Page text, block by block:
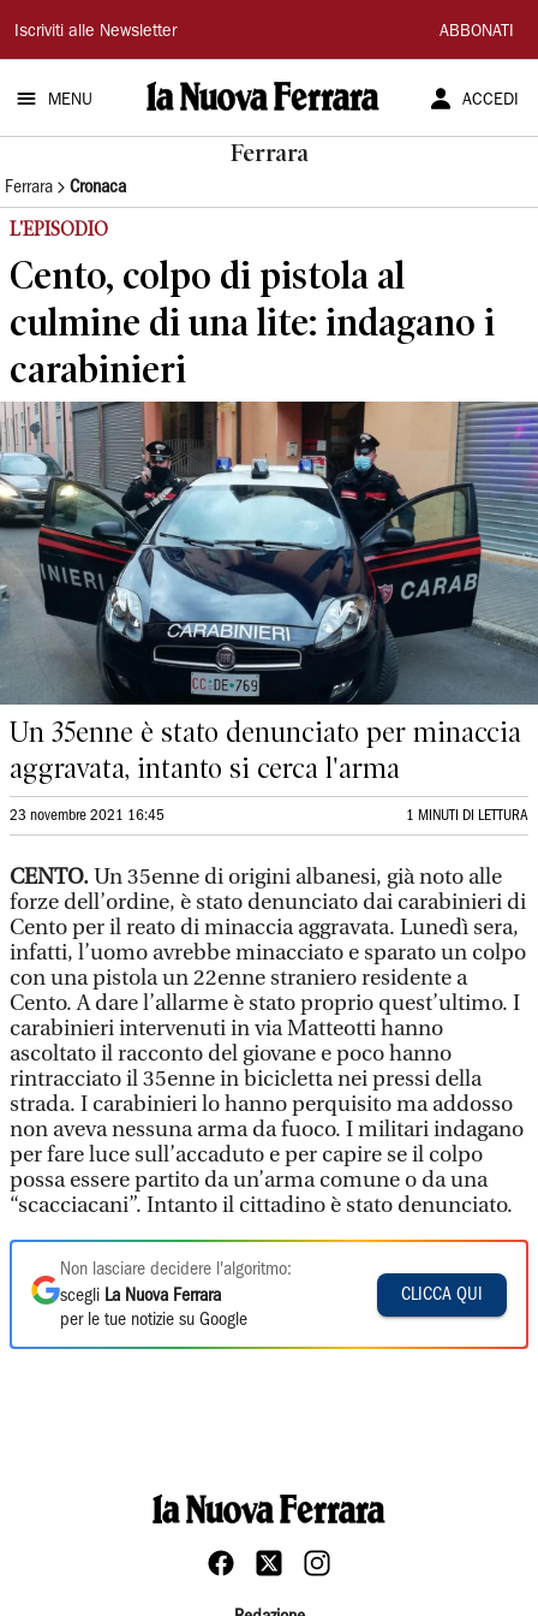
La
Nuova
Ferrara
Iscriviti alle Newsletter ABBONATI
MENU ACCEDI
Ferrara
Ferrara Cronaca
L'EPISODIO
Cento, colpo di pistola al
culmine di una lite: indagano i
carabinieri
Un 35enne è stato denunciato per minaccia
aggravata, intanto si cerca l'arma
23 novembre 2021 16:45 1 MINUTI DI LETTURA
CENTO.Un 35enne di origini albanesi, già noto alle
forze dell’ordine, è stato denunciato dai carabinieri di
Cento per il reato di minaccia aggravata. Lunedì sera,
infatti, l’uomo avrebbe minacciato e sparato un colpo
con una pistola un 22enne straniero residente a
Cento. A dare l’allarme è stato proprio quest’ultimo. I
carabinieri intervenuti in via Matteotti hanno
ascoltato il racconto del giovane e poco hanno
rintracciato il 35enne in bicicletta nei pressi della
strada. I carabinieri lo hanno perquisito ma addosso
non aveva nessuna arma da fuoco. I militari indagano
per fare luce sull’accaduto e per capire se il colpo
possa essere partito da un’arma comune o da una
“scacciacani”. Intanto il cittadino è stato denunciato.
Non lasciare decidere l'algoritmo:
scegli La Nuova Ferrara
per le tue notizie su Google
CLICCA QUI